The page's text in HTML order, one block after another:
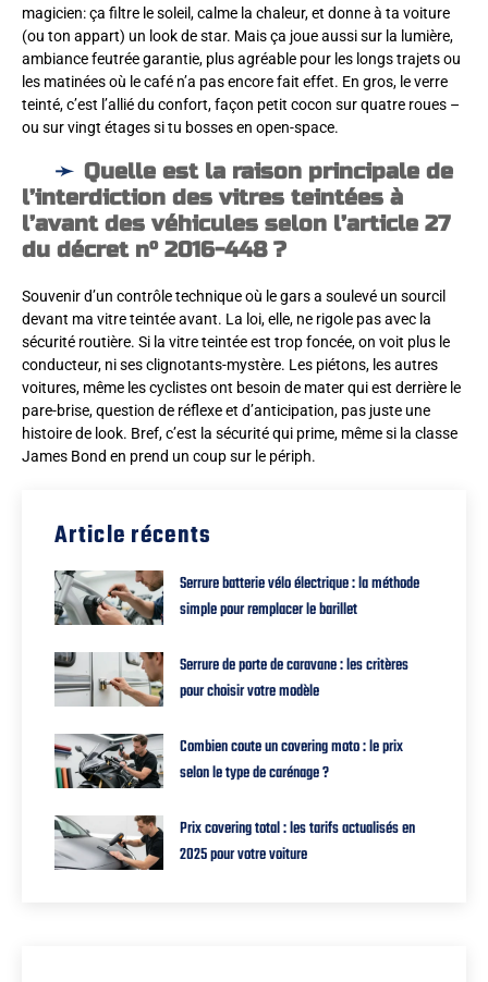
magicien: ça filtre le soleil, calme la chaleur, et donne à ta voiture
(ou ton appart) un look de star. Mais ça joue aussi sur la lumière,
ambiance feutrée garantie, plus agréable pour les longs trajets ou
les matinées où le café n’a pas encore fait effet. En gros, le verre
teinté, c’est l’allié du confort, façon petit cocon sur quatre roues –
ou sur vingt étages si tu bosses en open-space.
Quelle est la raison principale de
l’interdiction des vitres teintées à
l’avant des véhicules selon l’article 27
du décret n° 2016-448 ?
Souvenir d’un contrôle technique où le gars a soulevé un sourcil
devant ma vitre teintée avant. La loi, elle, ne rigole pas avec la
sécurité routière. Si la vitre teintée est trop foncée, on voit plus le
conducteur, ni ses clignotants-mystère. Les piétons, les autres
voitures, même les cyclistes ont besoin de mater qui est derrière le
pare-brise, question de réflexe et d’anticipation, pas juste une
histoire de look. Bref, c’est la sécurité qui prime, même si la classe
James Bond en prend un coup sur le périph.
Article récents
Serrure batterie vélo électrique : la méthode
simple pour remplacer le barillet
Serrure de porte de caravane : les critères
pour choisir votre modèle
Combien coute un covering moto : le prix
selon le type de carénage ?
Prix covering total : les tarifs actualisés en
2025 pour votre voiture